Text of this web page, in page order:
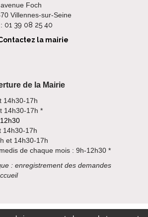
Foch
Villennes-sur-Seine
01 39 08 25 40
la mairie
de la Mairie
14h30-17h
14h30-17h *
14h30-17h
et 14h30-17h
de chaque mois : 9h-12h30 *
: enregistrement des demandes